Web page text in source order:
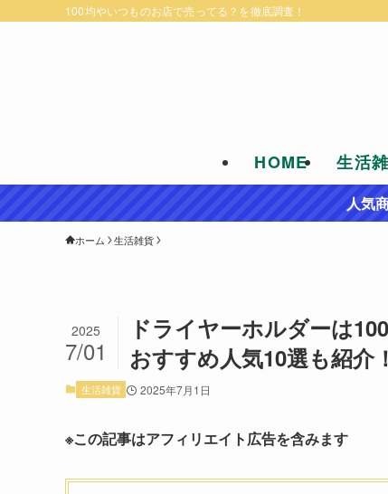
100均やいつものお店で売ってる？を徹底調査！
HOME 生活
人気
ホーム 生活雑貨
ドライヤーホルダーは
おすすめ人気10選も紹介
2025
7/01
生活雑貨 2025年7月1日
※この記事はアフィリエイト広告を含みます